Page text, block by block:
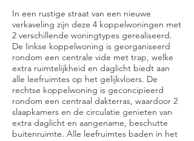
In een rustige straat van een nieuwe
verkaveling zijn deze 4 koppelwoningen met
2 verschillende woningtypes gerealiseerd.
De linkse koppelwoning is georganiseerd
rondom een centrale vide met trap, welke
extra ruimtelijkheid en daglicht biedt aan
alle leefruimtes op het gelijkvloers. De
rechtse koppelwoning is geconcipieerd
rondom een centraal dakterras, waardoor 2
slaapkamers en de circulatie genieten van
extra daglicht en aangename, beschutte
buitenruimte. Alle leefruimtes baden in het